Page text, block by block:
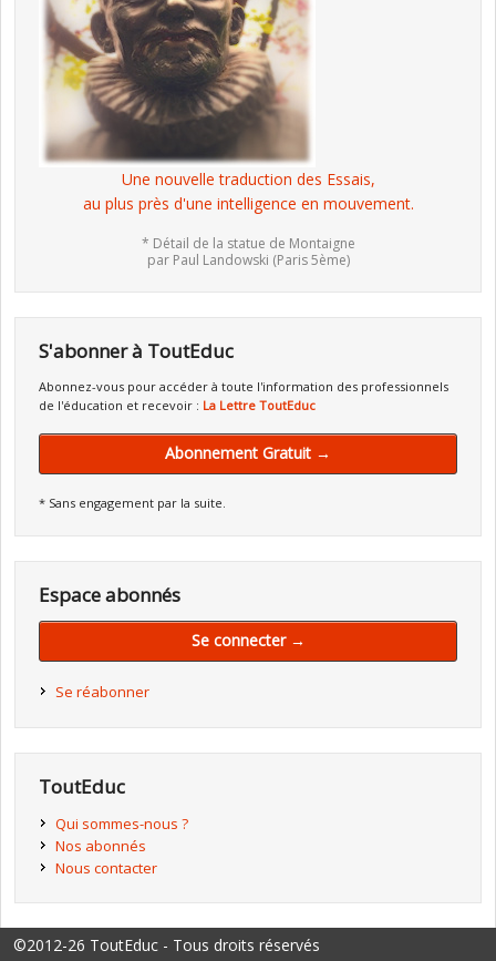
Une nouvelle traduction des Essais,
au plus près d'une intelligence en mouvement.
* Détail de la statue de Montaigne
par Paul Landowski (Paris 5ème)
S'abonner à ToutEduc
Abonnez-vous pour accéder à toute l'information des professionnels
de l'éducation et recevoir : La Lettre ToutEduc
Abonnement Gratuit →
* Sans engagement par la suite.
Espace abonnés
Se connecter →
Se réabonner
ToutEduc
Qui sommes-nous ?
Nos abonnés
Nous contacter
©2012-26 ToutEduc - Tous droits réservés